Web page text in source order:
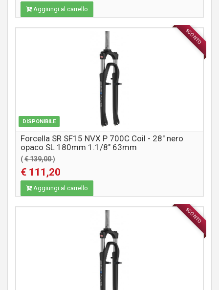
Aggiungi al carrello
SCONTO
DISPONIBILE
COMPONENTI MTB / CITY
Forcella SR SF15 NVX P 700C Coil - 28" nero
opaco SL 180mm 1.1/8" 63mm
(€ 139,00)
€ 111,20
Aggiungi al carrello
SCONTO
COMPONENTI MTB / CITY